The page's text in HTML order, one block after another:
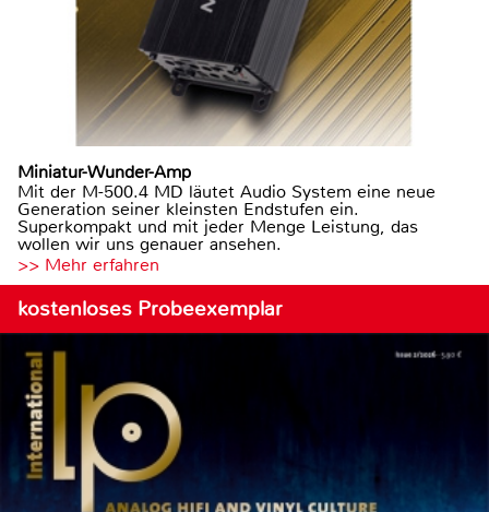
Miniatur-Wunder-Amp
Mit der M-500.4 MD läutet Audio System eine neue
Generation seiner kleinsten Endstufen ein.
Superkompakt und mit jeder Menge Leistung, das
wollen wir uns genauer ansehen.
>> Mehr erfahren
kostenloses Probeexemplar